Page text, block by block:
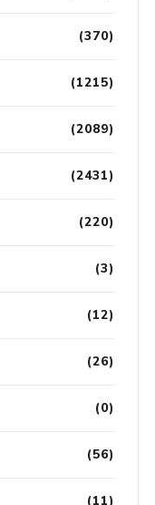
(370)
(1215)
(2089)
(2431)
(220)
(3)
(12)
(26)
(0)
(56)
(11)